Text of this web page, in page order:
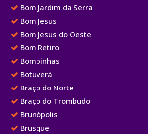
Bom Jardim da Serra
Bom Jesus
Bom Jesus do Oeste
Bom Retiro
Bombinhas
Botuverá
Braço do Norte
Braço do Trombudo
Brunópolis
Brusque